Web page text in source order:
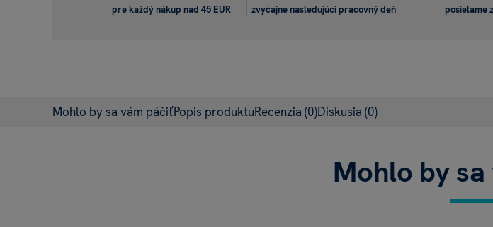
pre každý nákup nad 45 EUR zvyčajne nasledujúci pracovný deň posielame
Mohlo by sa vám páčiťPopis produktuRecenzia (0)Diskusia (0)
Mohlo by